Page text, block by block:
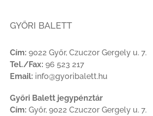
GYŐRI BALETT
Cím: 9022 Győr, Czuczor Gergely u. 7.
Tel./Fax: 96 523 217
Email: info@gyoribalett.hu
Győri Balett jegypénztár
Cím: Győr, 9022 Czuczor Gergely u. 7.